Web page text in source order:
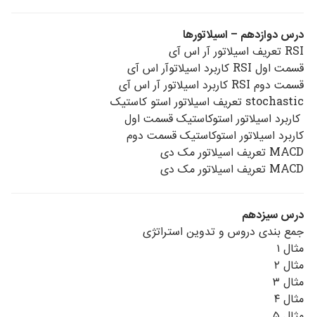
درس دوازدهم – اسیلاتورها
RSI تعریف اسیلاتور آر اس آی
قسمت اول RSI کاربرد اسیلاتوآر اس آی
قسمت دوم RSI کاربرد اسیلاتور آر اس آی
stochastic تعریف اسیلاتور استو کاستیک
کاربرد اسیلاتور استوکاستیک قسمت اول
کاربرد اسیلاتور استوکاستیک قسمت دوم
MACD تعریف اسیلاتور مک دی
MACD تعریف اسیلاتور مک دی
درس سیزدهم
جمع بندی دروس و تدوین استراتژی
مثال ۱
مثال ۲
مثال ۳
مثال ۴